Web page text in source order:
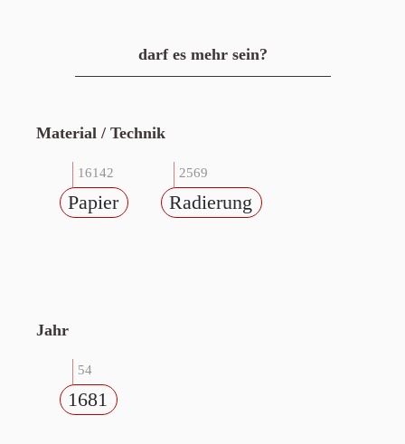
darf es mehr sein?
Material / Technik
16142
Papier
2569
Radierung
Jahr
54
1681